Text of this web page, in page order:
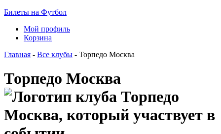
Билеты на Футбол
Мой профиль
Корзина
Главная - Все клубы - Торпедо Москва
Торпедо Москва